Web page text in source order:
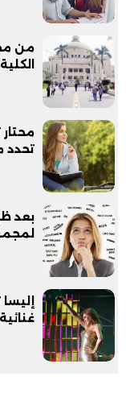
من
تحدد
بعد